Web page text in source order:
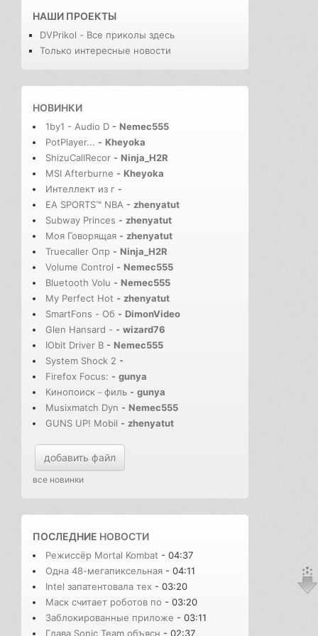
НАШИ ПРОЕКТЫ
DVPrikol - Все приколы здесь
Только интересные новости
НОВИНКИ
1by1 - Audio D - Nemec555
PotPlayer... - Kheyoka
ShizuCallRecor - Ninja_H2R
MSI Afterburne - Kheyoka
Интеллект из г -
EA SPORTS™ NBA - zhenyatut
Subway Princes - zhenyatut
Моя Говорящая - zhenyatut
Truecaller Опр - Ninja_H2R
Volume Control - Nemec555
Bluetooth Volu - Nemec555
My Perfect Hot - zhenyatut
SmartFons - Об - DimonVideo
Glen Hansard - - wizard76
IObit Driver B - Nemec555
System Shock 2 -
Firefox Focus: - gunya
Кинопоиск－филь - gunya
Musixmatch Dyn - Nemec555
GUNS UP! Mobil - zhenyatut
добавить файл
все новинки
ПОСЛЕДНИЕ НОВОСТИ
Режиссёр Mortal Kombat - 04:37
Одна 48-мегапиксельная - 04:11
Intel запатентовала тех - 03:20
Маск считает роботов по - 03:20
Заблокированные приложе - 03:11
Глава Sonic Team объясн - 02:37